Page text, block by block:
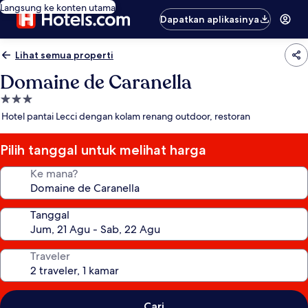
Langsung ke konten utama
Dapatkan aplikasinya
Lihat semua properti
Domaine de Caranella
Properti
bintang
Hotel pantai Lecci dengan kolam renang outdoor, restoran
Pilih tanggal untuk melihat harga
Ke mana?
Tanggal
Traveler